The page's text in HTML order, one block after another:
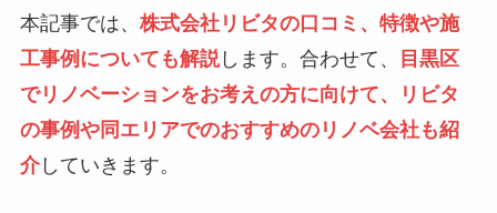
本記事では、 株式会社リビタの口コミ、特徴や施
工事例についても解説します。合わせて、
目黒区
でリノベーションをお考えの方に向けて、リビタ
の事例や同エリアでのおすすめのリノベ会社も紹
介していきます。